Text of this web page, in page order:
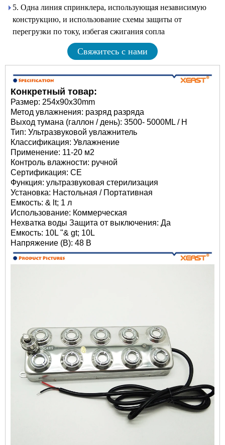
5. Одна линия спринклера, использующая независимую
конструкцию, и использование схемы защиты от
перегрузки по току, избегая сжигания сопла
Свяжитесь с нами
Конкретный товар:
Размер: 254x90x30mm
Метод увлажнения: разряд разряда
Выход тумана (галлон / день): 3500- 5000ML / H
Тип: Ультразвуковой увлажнитель
Классификация: Увлажнение
Применение: 11-20 м2
Контроль влажности: ручной
Сертификация: CE
Функция: ультразвуковая стерилизация
Установка: Настольная / Портативная
Емкость: & lt; 1 л
Использование: Коммерческая
Нехватка воды Защита от выключения: Да
Емкость: 10L "& gt; 10L
Напряжение (В): 48 В